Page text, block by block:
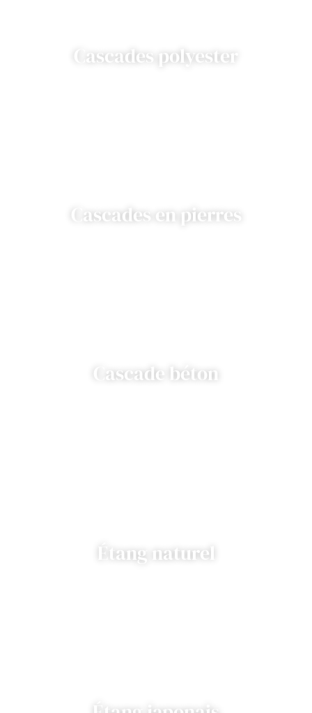
Cascades polyester
Cascades en pierres
Cascade béton
Étang naturel